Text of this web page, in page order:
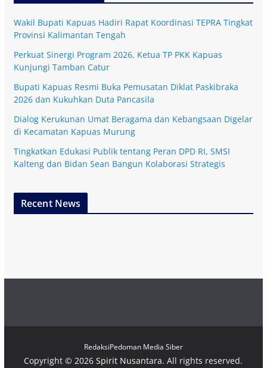
Wakil Bupati Kapuas Hadiri Rapat Koordinasi TEPRA Tingkat
Provinsi Kalimantan Tengah
Perkuat Sinergi Program 2026, Ketua TP PKK Kapuas
Kunjungi Tamban Catur
Bupati Kapuas Resmi Buka Pemusatan Diklat Paskibraka
2026 dan Kukuhkan Duta Pancasila
Dialog Kerukunan Umat Beragama dan Kebangsaan Digelar
di Kecamatan Kapuas Murung
Tingkatkan Edukasi Publik tentang Peran DPD RI, SMSI
Kalteng dan Bidan Sean Bangun Kolaborasi Strategis
Recent News
RedaksiPedoman Media Siber
Copyright © 2026Spirit Nusantara. All rights reserved.